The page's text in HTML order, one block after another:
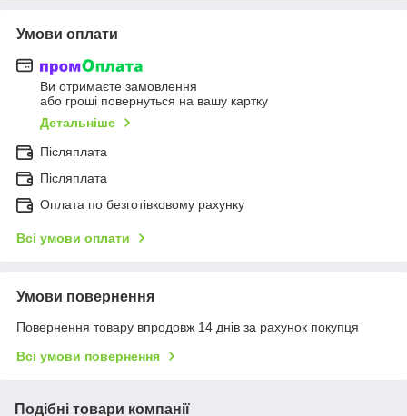
Умови оплати
Ви отримаєте замовлення
або гроші повернуться на вашу картку
Детальніше
Післяплата
Післяплата
Оплата по безготівковому рахунку
Всі умови оплати
Умови повернення
Повернення товару впродовж 14 днів за рахунок покупця
Всі умови повернення
Подібні товари компанії